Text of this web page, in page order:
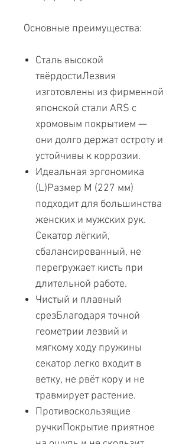
Основные преимущества:
Сталь высокой
твёрдостиЛезвия
изготовлены из фирменной
японской стали ARS с
хромовым покрытием —
они долго держат остроту и
устойчивы к коррозии.
Идеальная эргономика
(L)Размер M (227 мм)
подходит для большинства
женских и мужских рук.
Секатор лёгкий,
сбалансированный, не
перегружает кисть при
длительной работе.
Чистый и плавный
срезБлагодаря точной
геометрии лезвий и
мягкому ходу пружины
секатор легко входит в
ветку, не рвёт кору и не
травмирует растение.
Противоскользящие
ручкиПокрытие приятное